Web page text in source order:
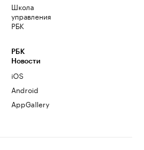
Школа
управления
РБК
РБК
Новости
iOS
Android
AppGallery